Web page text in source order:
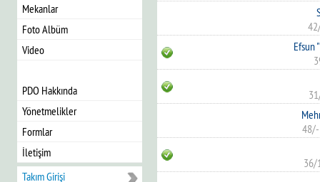
Mekanlar
Foto Albüm
Video
PDO Hakkında
Yönetmelikler
Formlar
İletişim
Takım Girişi
Efsun
48/-
36/